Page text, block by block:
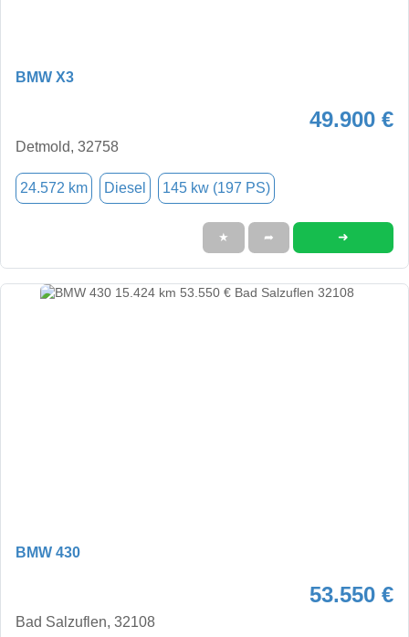
BMW X3
49.900 €
Detmold, 32758
24.572 km Diesel 145 kw (197 PS)
★ ➦ ➜
BMW 430
53.550 €
Bad Salzuflen, 32108